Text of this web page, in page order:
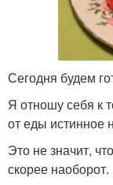
Сегодня будем
Я отношу себя к
от еды истинное
Это не значит,
скорее наоборот.